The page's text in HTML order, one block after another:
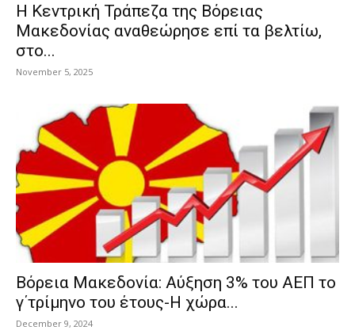
Η Κεντρική Τράπεζα της Βόρειας
Μακεδονίας αναθεώρησε επί τα βελτίω,
στο...
November 5, 2025
Βόρεια Μακεδονία: Αύξηση 3% του ΑΕΠ το
γ΄τρίμηνο του έτους-Η χώρα...
December 9, 2024